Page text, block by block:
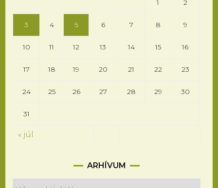
1 2
3 4 5 6 7 8 9
10 11 12 13 14 15 16
17 18 19 20 21 22 23
24 25 26 27 28 29 30
31
« júl
ARHÍVUM
Arhívum